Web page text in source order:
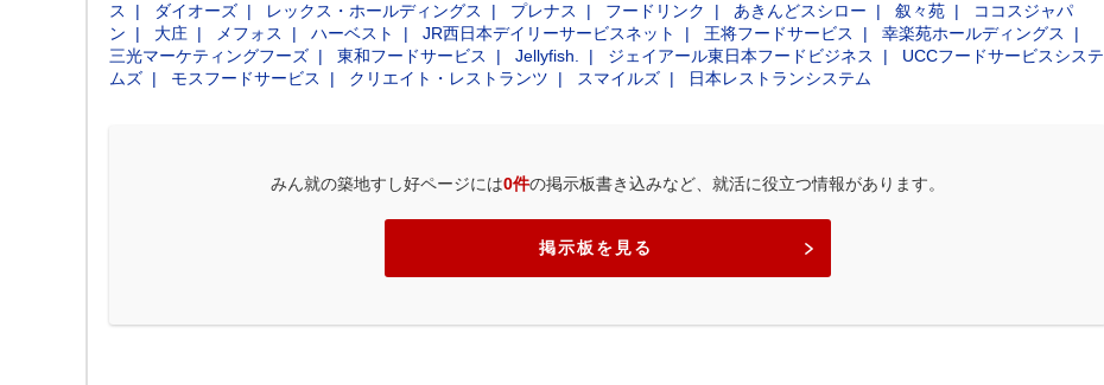
ス
ダイオーズ レックス・ホールディングス プレナス フードリンク あきんどスシロー 叙々苑
ココスジャパ
ン
大庄 メフォス ハーベスト JR西日本デイリーサービスネット 王将フードサービス
幸楽苑ホールディングス
三光マーケティングフーズ
東和フードサービス Jellyfish. ジェイアール東日本フードビジネス
UCCフードサービスシステ
ムズ
モスフードサービス クリエイト・レストランツ スマイルズ 日本レストランシステム
みん就の築地すし好ページには0件の掲示板書き込みなど、就活に役立つ情報があります。
掲示板を見る